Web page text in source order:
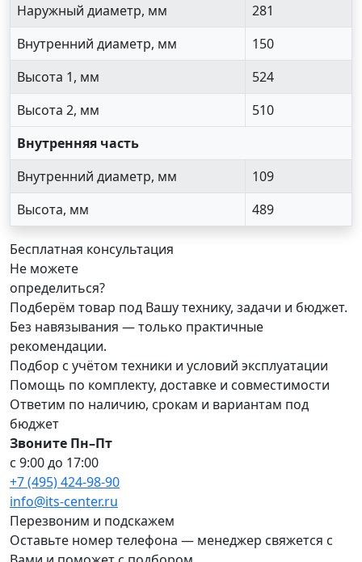
Наружный диаметр, мм
281
Внутренний диаметр, мм
150
Высота 1, мм
524
Высота 2, мм
510
Внутренняя часть
Внутренний диаметр, мм
109
Высота, мм
489
Бесплатная консультация
Не можете
определиться?
Подберём товар под Вашу технику, задачи и бюджет.
Без навязывания — только практичные
рекомендации.
Подбор с учётом техники и условий эксплуатации
Помощь по комплекту, доставке и совместимости
Ответим по наличию, срокам и вариантам под
бюджет
Звоните Пн–Пт
с 9:00 до 17:00
+7 (495) 424-98-90
info@its-center.ru
Перезвоним и подскажем
Оставьте номер телефона — менеджер свяжется с